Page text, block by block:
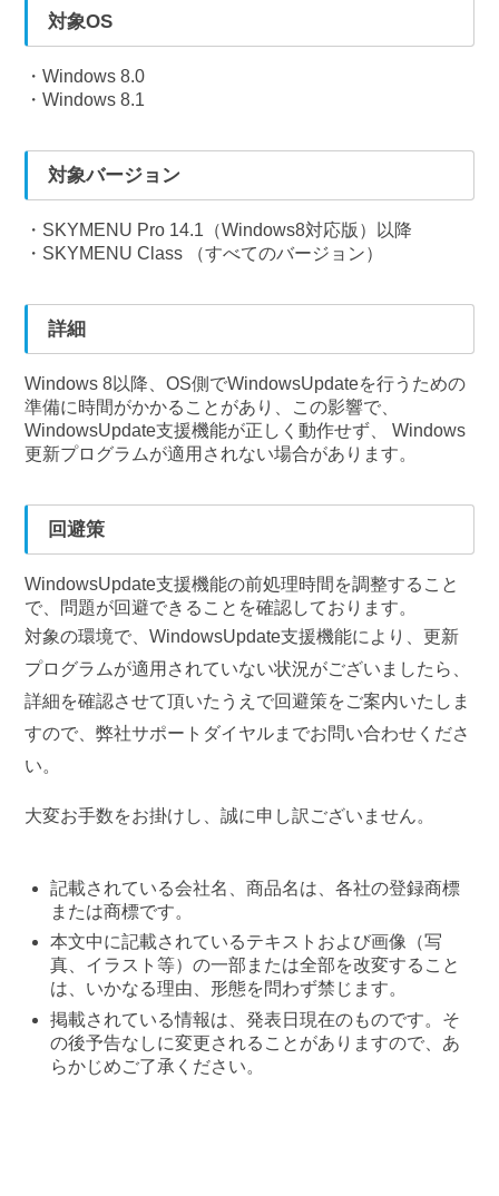
対象OS
・Windows 8.0
・Windows 8.1
対象バージョン
・SKYMENU Pro 14.1（Windows8対応版）以降
・SKYMENU Class （すべてのバージョン）
詳細
Windows 8以降、OS側でWindowsUpdateを行うための
準備に時間がかかることがあり、この影響で、
WindowsUpdate支援機能が正しく動作せず、 Windows
更新プログラムが適用されない場合があります。
回避策
WindowsUpdate支援機能の前処理時間を調整すること
で、問題が回避できることを確認しております。
対象の環境で、WindowsUpdate支援機能により、更新
プログラムが適用されていない状況がございましたら、
詳細を確認させて頂いたうえで回避策をご案内いたしま
すので、弊社サポートダイヤルまでお問い合わせくださ
い。
大変お手数をお掛けし、誠に申し訳ございません。
記載されている会社名、商品名は、各社の登録商標
または商標です。
本文中に記載されているテキストおよび画像（写
真、イラスト等）の一部または全部を改変すること
は、いかなる理由、形態を問わず禁じます。
掲載されている情報は、発表日現在のものです。そ
の後予告なしに変更されることがありますので、あ
らかじめご了承ください。